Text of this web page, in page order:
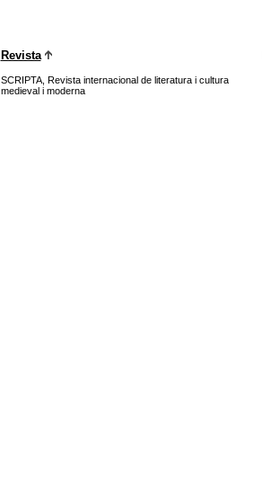
Revista
SCRIPTA, Revista internacional de literatura i cultura
medieval i moderna